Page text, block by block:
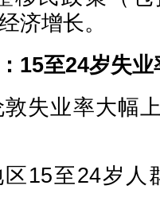
济增长。
15至24岁失
失业率大幅
15至24岁人